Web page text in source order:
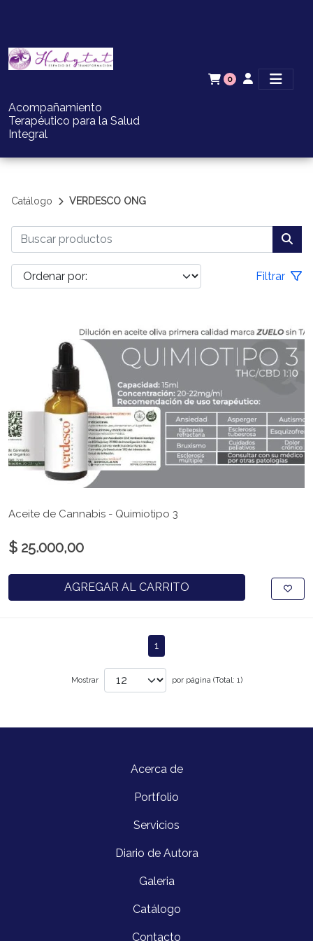
Acompañamiento
Terapéutico para la Salud
Integral
0
Catálogo VERDESCO ONG
Filtrar
Aceite de Cannabis - Quimiotipo 3
$ 25.000,00
AGREGAR AL CARRITO
1
Mostrar por página (Total: 1)
Acerca de
Portfolio
Servicios
Diario de Autora
Galeria
Catálogo
Contacto